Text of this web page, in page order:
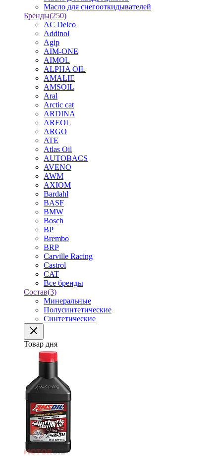
Масло для снегооткидывателей
Бренды(250)
AC Delco
Addinol
Agip
AIM-ONE
AIMOL
ALPHA OIL
AMALIE
AMSOIL
Aral
Arctic cat
ARDINA
AREOL
ARGO
ATE
Atlas Oil
AUTOBACS
AVENO
AWM
AXIOM
Bardahl
BASF
BMW
Bosch
BP
Brembo
BRP
Carville Racing
Castrol
CAT
Все бренды
Состав(3)
Минеральные
Полусинтетические
Синтетические
Товар дня